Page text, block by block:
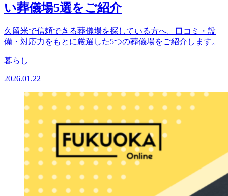
い葬儀場5選をご紹介
久留米で信頼できる葬儀場を探している方へ。口コミ・設
備・対応力をもとに厳選した5つの葬儀場をご紹介します。
暮らし
2026.01.22